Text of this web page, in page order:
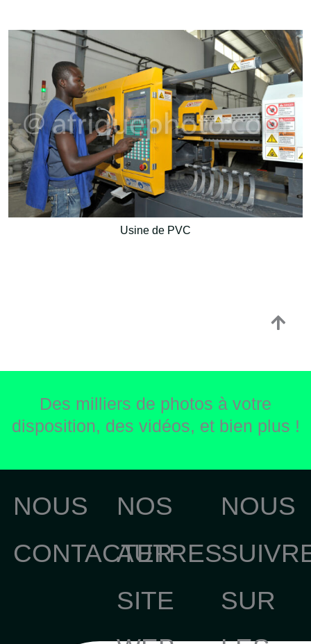
Usine de PVC
Des milliers de photos à votre
disposition, des vidéos, et bien plus !
NOUS
CONTACTER
NOS
AUTRES
SITE
NOUS
SUR